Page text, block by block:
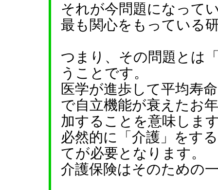
それが今問題になって
最も関心をもっている
つまり、その問題とは
うことです。
医学が進歩して平均寿
で自立機能が衰えたお
加することを意味しま
必然的に「介護」をす
てが必要となります。
介護保険はそのための